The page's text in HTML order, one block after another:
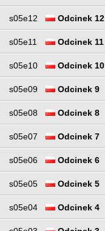
s05e12 Odcinek 12
s05e11 Odcinek 11
s05e10 Odcinek 10
s05e09 Odcinek 9
s05e08 Odcinek 8
s05e07 Odcinek 7
s05e06 Odcinek 6
s05e05 Odcinek 5
s05e04 Odcinek 4